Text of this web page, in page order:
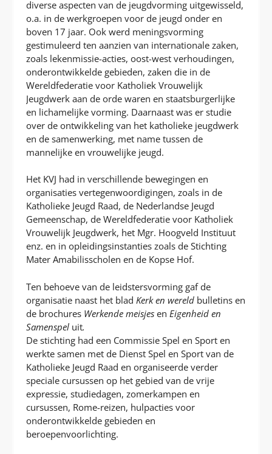
diverse aspecten van de jeugdvorming uitgewisseld,
o.a. in de werkgroepen voor de jeugd onder en
boven 17 jaar. Ook werd meningsvorming
gestimuleerd ten aanzien van internationale zaken,
zoals lekenmissie-acties, oost-west verhoudingen,
onderontwikkelde gebieden, zaken die in de
Wereldfederatie voor Katholiek Vrouwelijk
Jeugdwerk aan de orde waren en staatsburgerlijke
en lichamelijke vorming. Daarnaast was er studie
over de ontwikkeling van het katholieke jeugdwerk
en de samenwerking, met name tussen de
mannelijke en vrouwelijke jeugd.
Het KVJ had in verschillende bewegingen en
organisaties vertegenwoordigingen, zoals in de
Katholieke Jeugd Raad, de Nederlandse Jeugd
Gemeenschap, de Wereldfederatie voor Katholiek
Vrouwelijk Jeugdwerk, het Mgr. Hoogveld Instituut
enz. en in opleidingsinstanties zoals de Stichting
Mater Amabilisscholen en de Kopse Hof.
Ten behoeve van de leidstersvorming gaf de
organisatie naast het blad Kerk en wereld bulletins en
de brochures Werkende meisjes en Eigenheid en
Samenspel uit.
De stichting had een Commissie Spel en Sport en
werkte samen met de Dienst Spel en Sport van de
Katholieke Jeugd Raad en organiseerde verder
speciale cursussen op het gebied van de vrije
expressie, studiedagen, zomerkampen en
cursussen, Rome-reizen, hulpacties voor
onderontwikkelde gebieden en
beroepenvoorlichting.